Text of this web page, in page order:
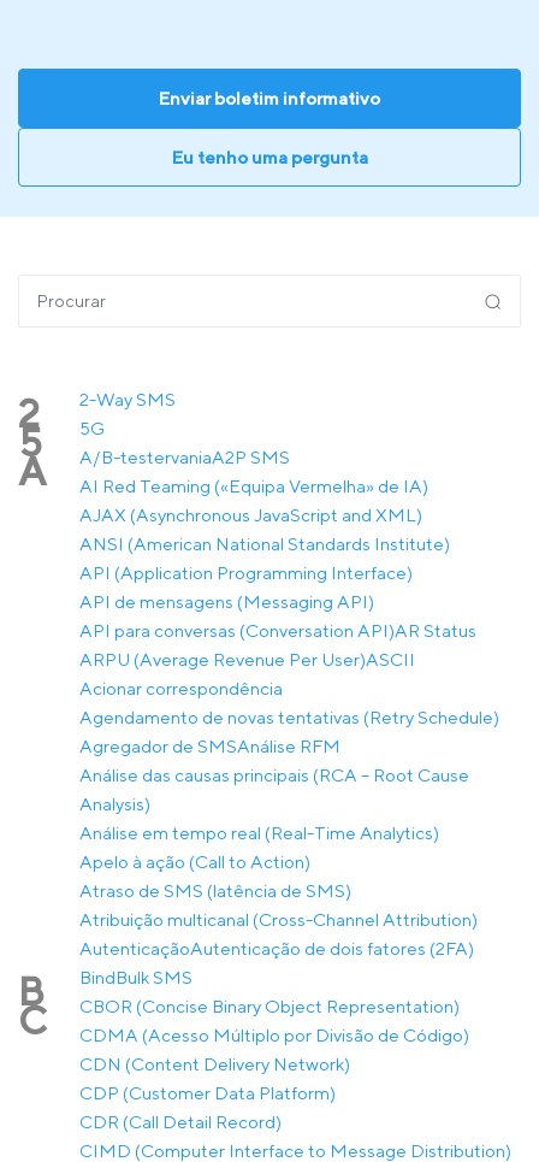
Enviar boletim informativo
Eu tenho uma pergunta
2 2-Way SMS
5 5G
A A/B-testervaniaA2P SMS
AI Red Teaming («Equipa Vermelha» de IA)
AJAX (Asynchronous JavaScript and XML)
ANSI (American National Standards Institute)
API (Application Programming Interface)
API de mensagens (Messaging API)
API para conversas (Conversation API)AR Status
ARPU (Average Revenue Per User)ASCII
Acionar correspondência
Agendamento de novas tentativas (Retry Schedule)
Agregador de SMSAnálise RFM
Análise das causas principais (RCA – Root Cause
Analysis)
Análise em tempo real (Real-Time Analytics)
Apelo à ação (Call to Action)
Atraso de SMS (latência de SMS)
Atribuição multicanal (Cross-Channel Attribution)
AutenticaçãoAutenticação de dois fatores (2FA)
B BindBulk SMS
C
CBOR (Concise Binary Object Representation)
CDMA (Acesso Múltiplo por Divisão de Código)
CDN (Content Delivery Network)
CDP (Customer Data Platform)
CDR (Call Detail Record)
CIMD (Computer Interface to Message Distribution)